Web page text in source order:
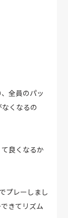
全員のパッ
くなるの
良くなるか
プレーしまし
きてリズム